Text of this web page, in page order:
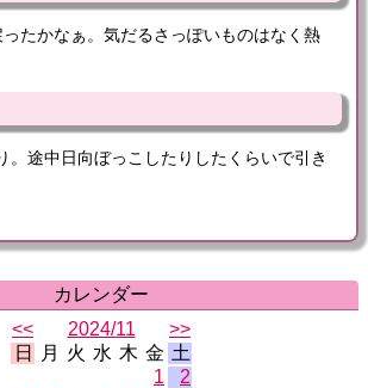
たかなぁ。気だるさっぽいものはなく熱
。途中日向ぼっこしたりしたくらいで引き
カレンダー
<<
2024/11
>>
日
月 火 水 木 金 土
1
2